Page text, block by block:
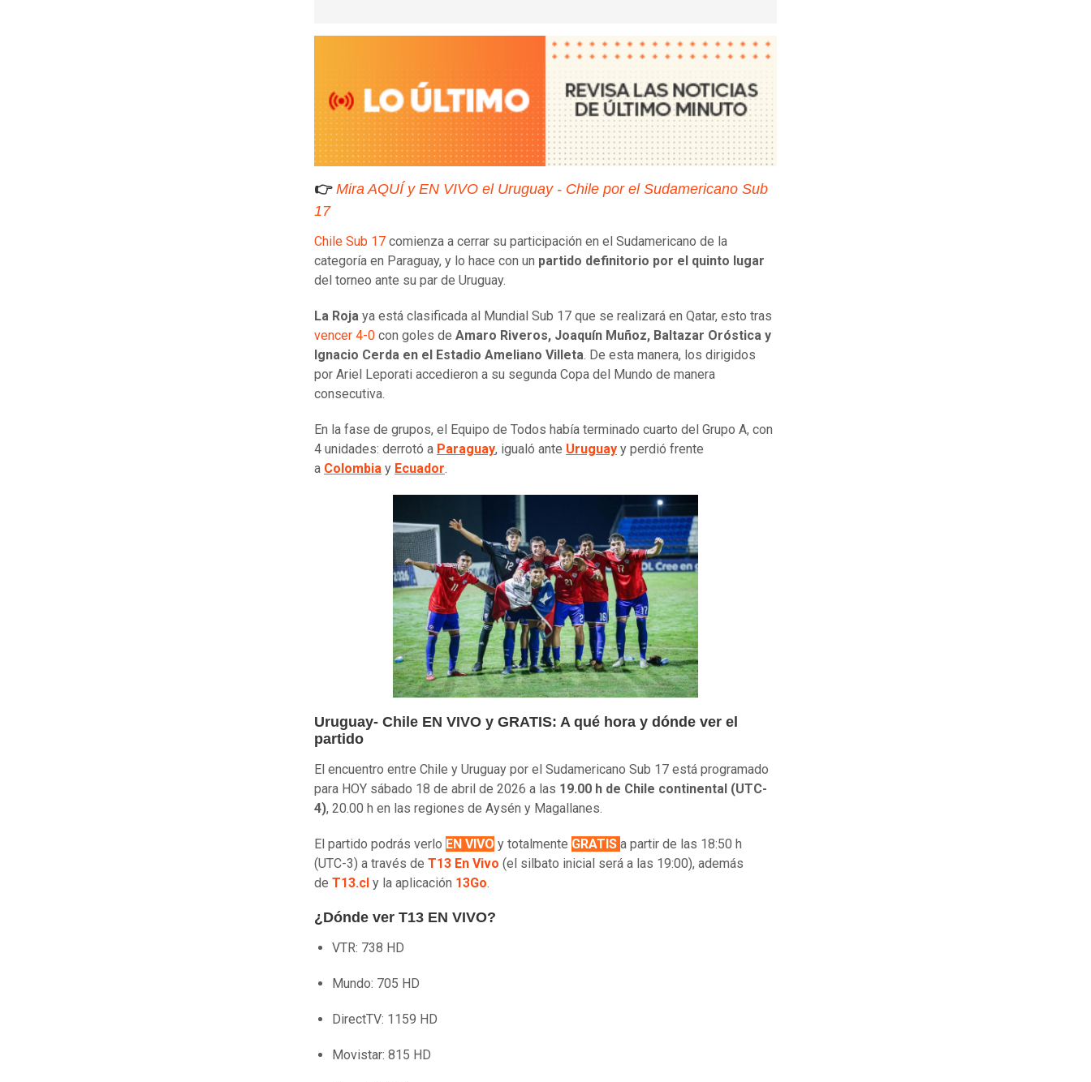
👉 Mira AQUÍ y EN VIVO el Uruguay - Chile por el Sudamericano Sub
17
Chile Sub 17 comienza a cerrar su participación en el Sudamericano de la
categoría en Paraguay, y lo hace con un partido definitorio por el quinto lugar
del torneo ante su par de Uruguay.
La Roja ya está clasificada al Mundial Sub 17 que se realizará en Qatar, esto tras
vencer 4-0 con goles de Amaro Riveros, Joaquín Muñoz, Baltazar Oróstica y
Ignacio Cerda en el Estadio Ameliano Villeta. De esta manera, los dirigidos
por Ariel Leporati accedieron a su segunda Copa del Mundo de manera
consecutiva.
En la fase de grupos, el Equipo de Todos había terminado cuarto del Grupo A, con
4 unidades: derrotó a Paraguay, igualó ante Uruguay y perdió frente
a Colombia y Ecuador.
Uruguay- Chile EN VIVO y GRATIS: A qué hora y dónde ver el
partido
El encuentro entre Chile y Uruguay por el Sudamericano Sub 17 está programado
para HOY sábado 18 de abril de 2026 a las 19.00 h de Chile continental (UTC-
4), 20.00 h en las regiones de Aysén y Magallanes.
El partido podrás verlo EN VIVO y totalmente GRATIS a partir de las 18:50 h
(UTC-3) a través de T13 En Vivo (el silbato inicial será a las 19:00), además
de T13.cl y la aplicación 13Go.
¿Dónde ver T13 EN VIVO?
VTR: 738 HD
Mundo: 705 HD
DirectTV: 1159 HD
Movistar: 815 HD